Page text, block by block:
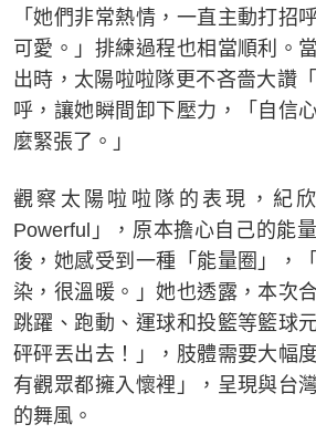
「她們非常熱情，一直主動打招
可愛。」排練過程也相當順利。
出時，太陽啦啦隊更不吝嗇大讚
呼，讓她瞬間卸下壓力，「自信
麼緊張了。」
觀察太陽啦啦隊的表現，紀
Powerful」，原本擔心自己的能
後，她感受到一種「能量圈」，
染，很溫暖。」她也透露，本次
跳躍、跑動、運球和投籃等籃球
砰砰丟出去！」，肢體需要大幅
有觀眾都擁入懷裡」，呈現與台
的舞風。